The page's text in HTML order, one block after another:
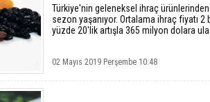
Türkiye'nin geleneksel ihraç
sezon yaşanıyor. Ortalama ihraç fiyatı 2
yüzde 20'lik artışla 365 milyon dolara
02 Mayıs 2019 Perşembe 10:48